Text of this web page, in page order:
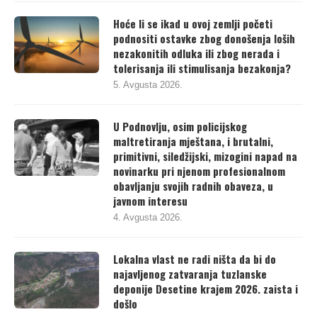
Hoće li se ikad u ovoj zemlji početi
podnositi ostavke zbog donošenja loših
nezakonitih odluka ili zbog nerada i
tolerisanja ili stimulisanja bezakonja?
5. Avgusta 2026.
U Podnovlju, osim policijskog
maltretiranja mještana, i brutalni,
primitivni, siledžijski, mizogini napad na
novinarku pri njenom profesionalnom
obavljanju svojih radnih obaveza, u
javnom interesu
4. Avgusta 2026.
Lokalna vlast ne radi ništa da bi do
najavljenog zatvaranja tuzlanske
deponije Desetine krajem 2026. zaista i
došlo